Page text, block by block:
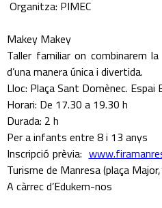
Organitza: PIMEC
Makey Makey
Taller familiar on combinarem
d’una manera única i divertida.
Lloc: Plaça Sant Domènec. Espai
Horari: De 17.30 a 19.30 h
Durada: 2 h
Per a infants entre 8 i 13 anys
Inscripció prèvia:
Turisme de Manresa (plaça
A càrrec d’Edukem-nos